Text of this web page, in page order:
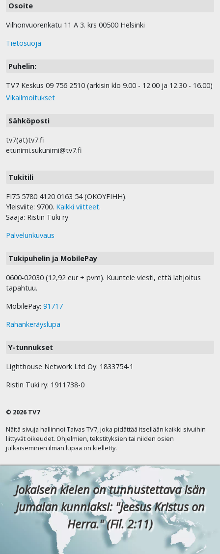
Osoite
Vilhonvuorenkatu 11 A 3. krs 00500 Helsinki
Tietosuoja
Puhelin:
TV7 Keskus 09 756 2510 (arkisin klo 9.00 - 12.00 ja 12.30 - 16.00)
Vikailmoitukset
Sähköposti
tv7(at)tv7.fi
etunimi.sukunimi@tv7.fi
Tukitili
FI75 5780 4120 0163 54 (OKOYFIHH).
Yleisviite: 9700. Kaikki viitteet.
Saaja: Ristin Tuki ry
Palvelunkuvaus
Tukipuhelin ja MobilePay
0600-02030 (12,92 eur + pvm). Kuuntele viesti, että lahjoitus
tapahtuu.
MobilePay: 91717
Rahankeräyslupa
Y-tunnukset
Lighthouse Network Ltd Oy: 1833754-1
Ristin Tuki ry: 1911738-0
© 2026 TV7
Näitä sivuja hallinnoi Taivas TV7, joka pidättää itsellään kaikki sivuihin
liittyvät oikeudet. Ohjelmien, tekstityksien tai niiden osien
julkaiseminen ilman lupaa on kielletty.
Jokaisen kielen on tunnustettava Isän
Jumalan kunniaksi: "Jeesus Kristus on
Herra." (Fil. 2:11)